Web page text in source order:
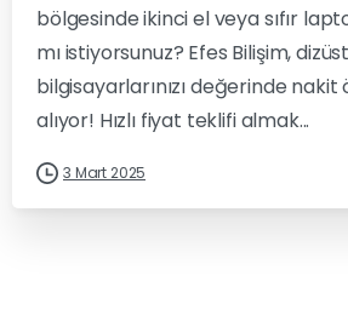
bölgesinde ikinci el veya sıfır
mı istiyorsunuz? Efes Bilişim,
bilgisayarlarınızı değerinde nakit
alıyor! Hızlı fiyat teklifi almak...
3 Mart 2025